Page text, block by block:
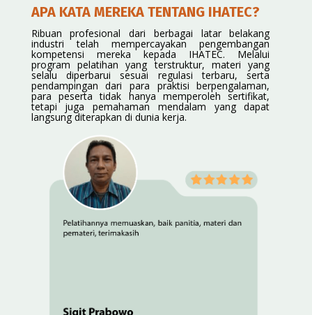
Ribuan profesional dari berbagai latar belakang
industri telah mempercayakan pengembangan
kompetensi mereka kepada IHATEC. Melalui
program pelatihan yang terstruktur, materi yang
selalu diperbarui sesuai regulasi terbaru, serta
pendampingan dari para praktisi berpengalaman,
para peserta tidak hanya memperoleh sertifikat,
tetapi juga pemahaman mendalam yang dapat
langsung diterapkan di dunia kerja.